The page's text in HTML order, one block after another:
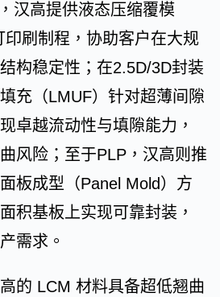
汉高提供液态压缩覆模
印刷制程，协助客户在大规
构稳定性；在2.5D/3D封装
充（LMUF）针对超薄间隙
卓越流动性与填隙能力，
风险；至于PLP，汉高则推
板成型（Panel Mold）方
积基板上实现可靠封装，
需求。
的 LCM 材料具备超低翘曲